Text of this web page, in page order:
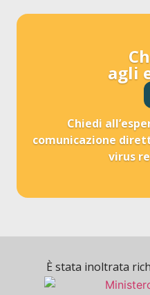
agli
Chiedi
comunicazione
virus
È stata inoltrata